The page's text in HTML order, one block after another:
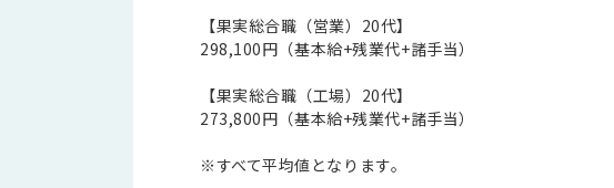
【果実総合職（営業）20代】
298,100円（基本給+残業代+諸手当）
【果実総合職（工場）20代】
273,800円（基本給+残業代+諸手当）
※すべて平均値となります。